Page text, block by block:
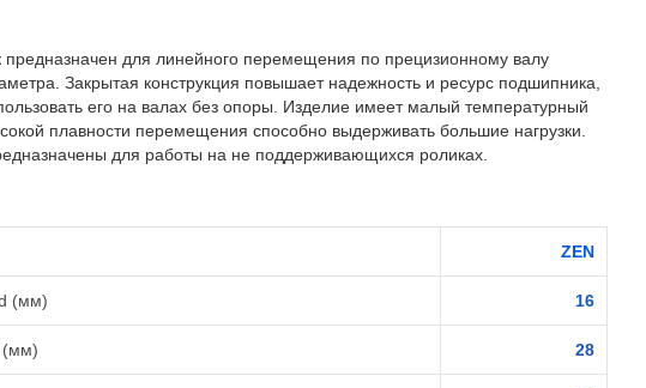
для линейного перемещения по прецизионному валу
Закрытая конструкция повышает надежность и ресурс подшипника,
его на валах без опоры. Изделие имеет малый температурный
плавности перемещения способно выдерживать большие нагрузки.
для работы на не поддерживающихся роликах.
ZEN
(мм) 16
(мм) 28